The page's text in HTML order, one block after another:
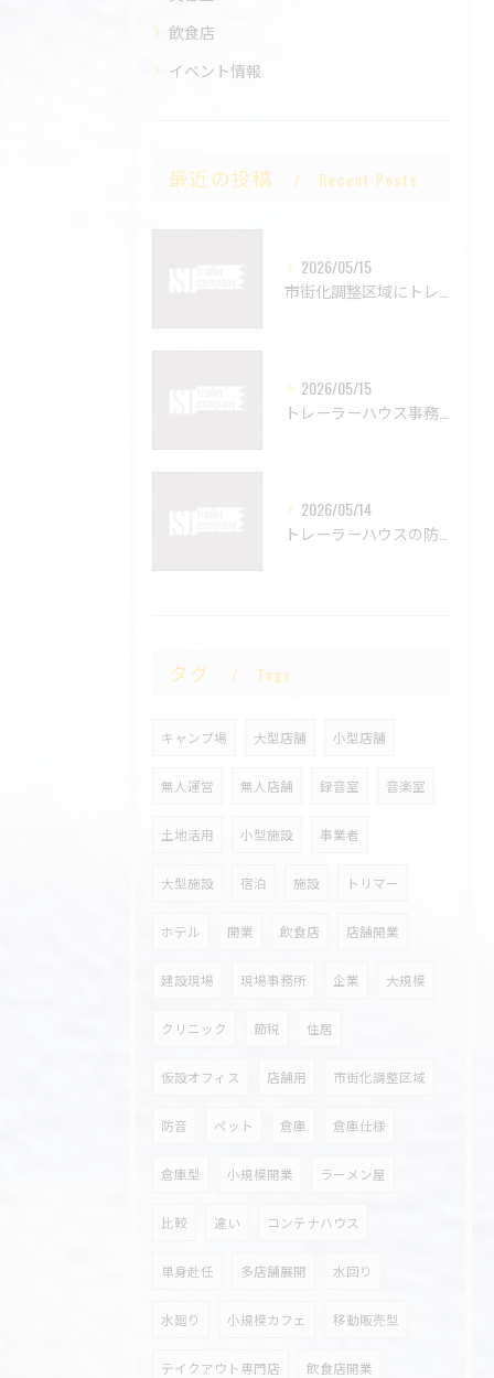
飲食店
イベント情報
最近の投稿 Recent Posts
2026/05/15
2026/05/15
2026/05/14
タグ Tags
キャンプ場 大型店舗 小型店舗
無人運営 無人店舗 録音室 音楽室
土地活用 小型施設 事業者
大型施設 宿泊 施設 トリマー
ホテル 開業 飲食店 店舗開業
建設現場 現場事務所 企業 大規模
クリニック 節税 住居
仮設オフィス 店舗用 市街化調整区域
防音 ペット 倉庫 倉庫仕様
倉庫型 小規模開業 ラーメン屋
比較 違い コンテナハウス
単身赴任 多店舗展開 水回り
水廻り 小規模カフェ 移動販売型
テイクアウト専門店 飲食店開業